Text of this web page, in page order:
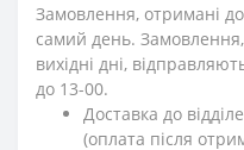
Замовлення, отримані
самий день.
вихідні дні,
до 13-00.
Доставка до
(оплата після